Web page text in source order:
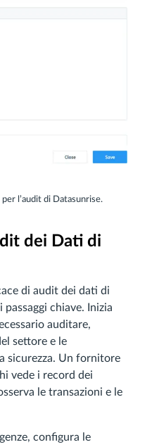
l’audit di Datasunrise.
dei Dati di
di audit dei dati di
chiave. Inizia
auditare,
settore e le
sicurezza. Un fornitore
vede i record dei
le transazioni e le
configura le